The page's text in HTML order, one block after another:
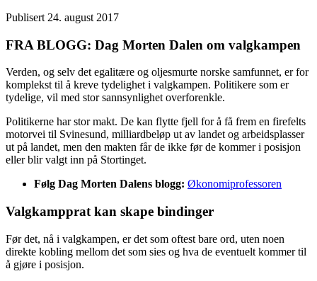
Publisert 24. august 2017
FRA BLOGG: Dag Morten Dalen om valgkampen
Verden, og selv det egalitære og oljesmurte norske samfunnet, er for
komplekst til å kreve tydelighet i valgkampen. Politikere som er
tydelige, vil med stor sannsynlighet overforenkle.
Politikerne har stor makt. De kan flytte fjell for å få frem en firefelts
motorvei til Svinesund, milliardbeløp ut av landet og arbeidsplasser
ut på landet, men den makten får de ikke før de kommer i posisjon
eller blir valgt inn på Stortinget.
Følg Dag Morten Dalens blogg: Økonomiprofessoren
Valgkampprat kan skape bindinger
Før det, nå i valgkampen, er det som oftest bare ord, uten noen
direkte kobling mellom det som sies og hva de eventuelt kommer til
å gjøre i posisjon.